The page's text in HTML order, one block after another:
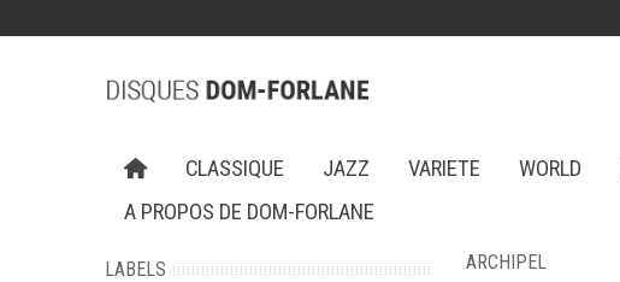
CLASSIQUE JAZZ VARIETE WORLD
A PROPOS DE DOM-FORLANE
LABELS ARCHIPEL